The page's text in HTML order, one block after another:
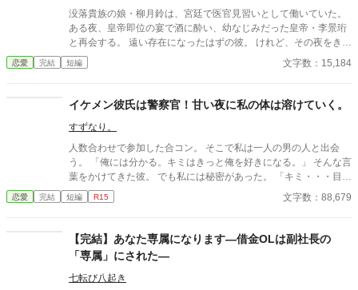
消防署で開かれたお祭りに連れて行った太陽。 太陽の存在を知っ
た一人の消防士さんが・・・私に言った。 「俺は太陽がいてもい
い。・・・太陽の『パパ』になる。」 「俺はひなたが好き
だ。・・・絶対振り向かせるから覚悟しとけよ？」 ※お話に出て
くる内容は、全て想像の世界です。現実世界とは何ら関係ありま
いただけたら幸いです。 楽しんでいただけたら嬉しく思います。
没落貴族の娘・柳月鈴は、宮廷で医官見習いとして働いていた。
ある夜、皇帝即位の宴で酒に酔い、幼なじみだった皇帝・李景珩
と再会する。 遠い存在になったはずの彼。 けれど、その夜をきっ
かけに月鈴の運命は大きく動き出す。 冷酷と恐れられる皇帝が、
なぜか彼女だけには甘すぎて――。
恋愛 完結 短編 文字数：15,184
イケメン彼氏は警察官！甘い夜に私の体は溶けていく。
すずなり。
人数合わせで参加した合コン。 そこで私は一人の男の人と出会
う。 「俺には分かる。キミはきっと俺を好きになる。」 そんな言
葉をかけてきた彼。 でも私には秘密があった。 「キミ・・・目
が・・？」 「気持ち悪いでしょ？ごめんなさい・・・。」 ちゃん
と私のことを伝えたのに、彼は食い下がる。 「お願いだから俺を
「やぁぁっ・・！」 「どこが『や』なんだよ・・・こんなに蜜を
溢れさせて・・・。」 激しくなっていく夜の生活。 私の身はもつ
の！？ ※お話の内容は全て想像のものです。現実世界とはなんら
関係ありません。 ※表現不足は重々承知しております。まだまだ
恋愛 完結 短編 R15 文字数：88,679
【完結】あなた専属になります―借金OLは副社長の
「専属」にされた―
七転び八起き